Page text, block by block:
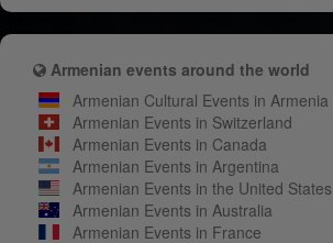
Armenian events around the world
Armenian Cultural Events in Armenia
Armenian Events in Switzerland
Armenian Events in Canada
Armenian Events in Argentina
Armenian Events in the United States
Armenian Events in Australia
Armenian Events in France